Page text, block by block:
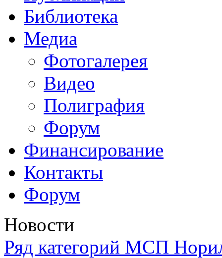
Библиотека
Медиа
Фотогалерея
Видео
Полиграфия
Форум
Финансирование
Контакты
Форум
Новости
Ряд категорий МСП